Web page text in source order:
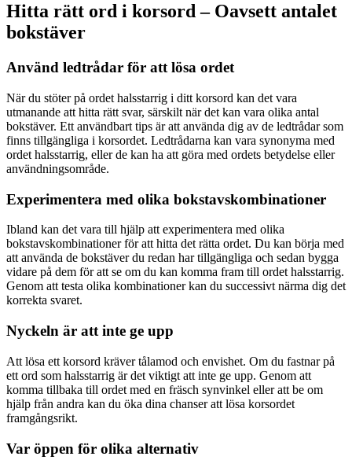
Hitta rätt ord i korsord – Oavsett antalet
bokstäver
Använd ledtrådar för att lösa ordet
När du stöter på ordet halsstarrig i ditt korsord kan det vara
utmanande att hitta rätt svar, särskilt när det kan vara olika antal
bokstäver. Ett användbart tips är att använda dig av de ledtrådar som
finns tillgängliga i korsordet. Ledtrådarna kan vara synonyma med
ordet halsstarrig, eller de kan ha att göra med ordets betydelse eller
användningsområde.
Experimentera med olika bokstavskombinationer
Ibland kan det vara till hjälp att experimentera med olika
bokstavskombinationer för att hitta det rätta ordet. Du kan börja med
att använda de bokstäver du redan har tillgängliga och sedan bygga
vidare på dem för att se om du kan komma fram till ordet halsstarrig.
Genom att testa olika kombinationer kan du successivt närma dig det
korrekta svaret.
Nyckeln är att inte ge upp
Att lösa ett korsord kräver tålamod och envishet. Om du fastnar på
ett ord som halsstarrig är det viktigt att inte ge upp. Genom att
komma tillbaka till ordet med en fräsch synvinkel eller att be om
hjälp från andra kan du öka dina chanser att lösa korsordet
framgångsrikt.
Var öppen för olika alternativ